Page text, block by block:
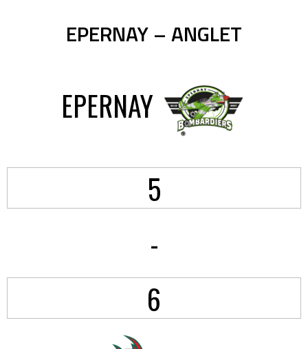
EPERNAY – ANGLET
EPERNAY
5
-
6